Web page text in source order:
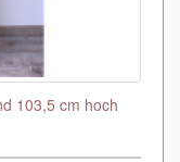
103,5 cm hoch